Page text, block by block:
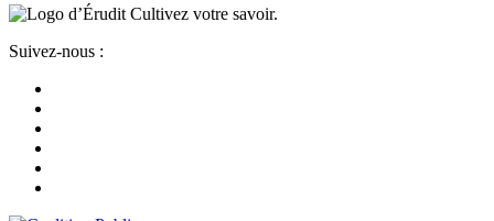
Cultivez votre savoir.
Suivez-nous :